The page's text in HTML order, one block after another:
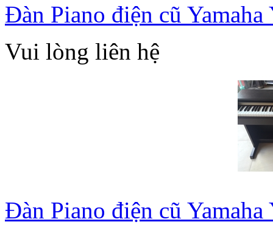
Đàn Piano điện cũ Yamaha
Vui lòng liên hệ
Đàn Piano điện cũ Yamaha